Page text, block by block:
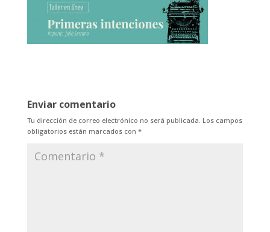
Enviar comentario
Tu dirección de correo electrónico no será publicada. Los campos
obligatorios están marcados con *